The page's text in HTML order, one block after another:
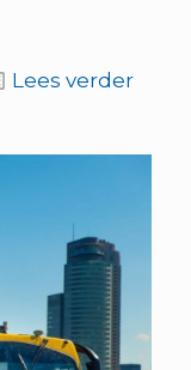
Lees verder